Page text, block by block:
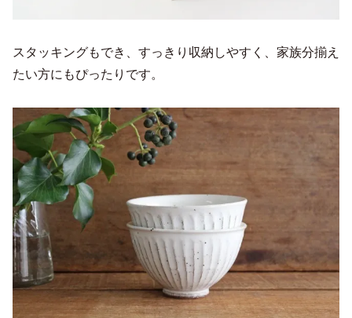
スタッキングもでき、すっきり収納しやすく、家族分揃え
たい方にもぴったりです。